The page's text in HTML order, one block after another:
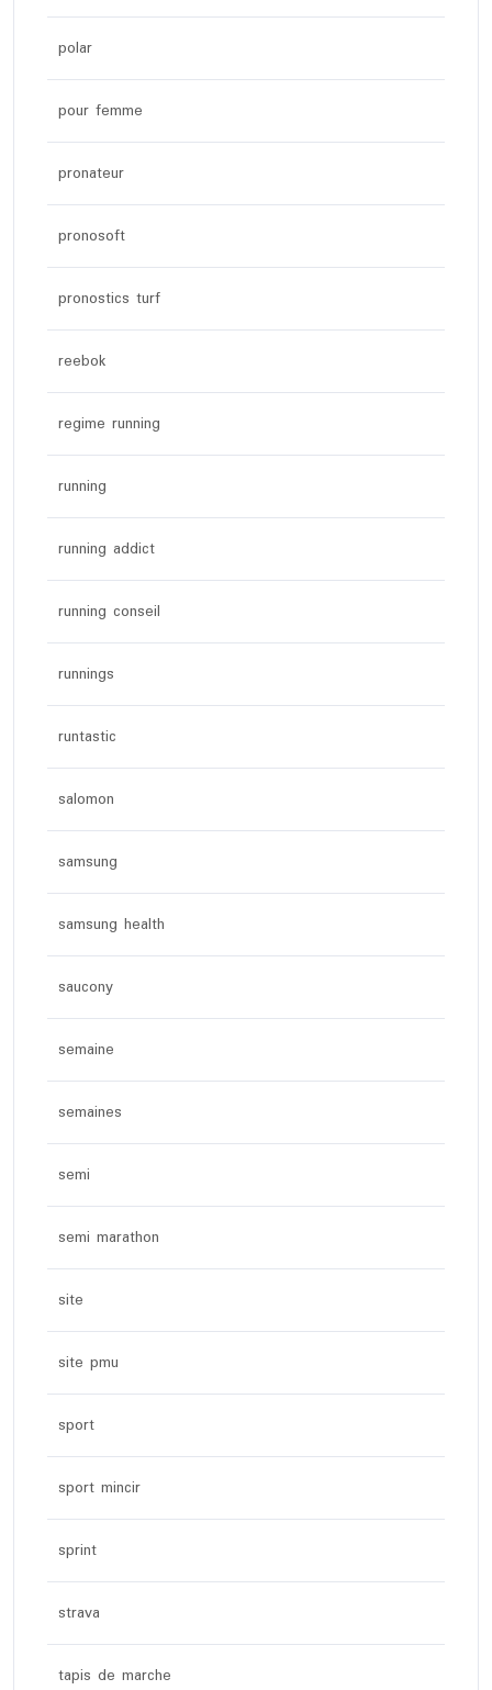
polar
pour femme
pronateur
pronosoft
pronostics turf
reebok
regime running
running
running addict
running conseil
runnings
runtastic
salomon
samsung
samsung health
saucony
semaine
semaines
semi
semi marathon
site
site pmu
sport
sport mincir
sprint
strava
tapis de marche